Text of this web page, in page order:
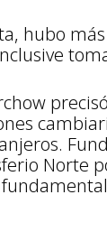
hubo
Norte